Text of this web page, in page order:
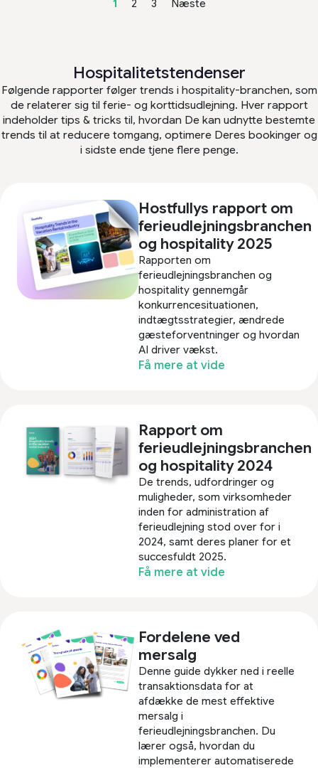
1 2 3 Næste
Hospitalitetstendenser
Følgende rapporter følger trends i hospitality-branchen, som
de relaterer sig til ferie- og korttidsudlejning. Hver rapport
indeholder tips & tricks til, hvordan De kan udnytte bestemte
trends til at reducere tomgang, optimere Deres bookinger og
i sidste ende tjene flere penge.
Hostfullys rapport om
ferieudlejningsbranchen
og hospitality 2025
Rapporten om
ferieudlejningsbranchen og
hospitality gennemgår
konkurrencesituationen,
indtægtsstrategier, ændrede
gæsteforventninger og hvordan
AI driver vækst.
Få mere at vide
Rapport om
ferieudlejningsbranchen
og hospitality 2024
De trends, udfordringer og
muligheder, som virksomheder
inden for administration af
ferieudlejning stod over for i
2024, samt deres planer for et
succesfuldt 2025.​
Få mere at vide
Fordelene ved
mersalg
Denne guide dykker ned i reelle
transaktionsdata for at
afdække de mest effektive
mersalg i
ferieudlejningsbranchen. Du
lærer også, hvordan du
implementerer automatiserede